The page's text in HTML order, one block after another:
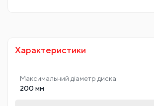
Характеристики
Максимальний діаметр диска:
200 мм